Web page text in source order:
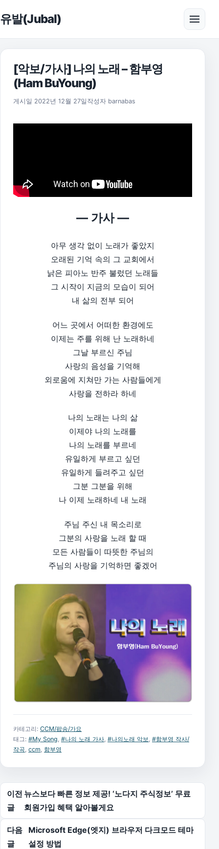
유발(Jubal) 메뉴
[악보/가사] 나의 노래 – 함부영
(Ham BuYoung)
게시일 2022년 12월 27일 2025년 11월 17일
작성자 barnabas
— 가사 —
아무 생각 없이 노래가 좋았지
오래된 기억 속의 그 교회에서
낡은 피아노 반주 불렀던 노래들
그 시작이 지금의 모습이 되어
내 삶의 전부 되어
어느 곳에서 어떠한 환경에도
이제는 주를 위해 난 노래하네
그날 부르신 주님
사랑의 음성을 기억해
외로움에 지쳐만 가는 사람들에게
사랑을 전하라 하네
나의 노래는 나의 삶
이제야 나의 노래를
나의 노래를 부르네
유일하게 부르고 싶던
유일하게 들려주고 싶던
그분 그분을 위해
나 이제 노래하네 내 노래
주님 주신 내 목소리로
그분의 사랑을 노래 할 때
모든 사람들이 따뜻한 주님의
주님의 사랑을 기억하면 좋겠어
카테고리: CCM/팝송/가요
태그: #My Song #나의 노래 가사 #나의노래 악보 #함부영 작사/
작곡 ccm 함부영
글 탐색
이전
글
뉴스보다 빠른 정보 제공! ‘노다지 주식정보’ 무료
회원가입 혜택 알아볼게요
다음
글
Microsoft Edge(엣지) 브라우저 다크모드 테마
설정 방법